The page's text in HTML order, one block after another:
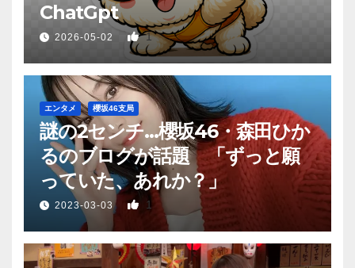
ChatGpt
2026-05-02 1
エンタメ 櫻坂46支局
謎の2センチ…櫻坂46・森田ひか
るのブログが話題 「ずっと願
っていた、あれか？」
2023-03-03 1